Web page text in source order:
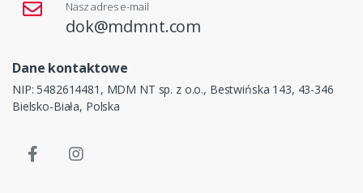
Nasz adres e-mail
dok@mdmnt.com
Dane kontaktowe
NIP: 5482614481, MDM NT sp. z o.o., Bestwińska 143, 43-346
Bielsko-Biała, Polska